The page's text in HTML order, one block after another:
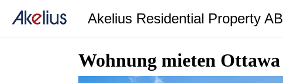
Akelius Residential Property AB
Wohnung mieten Ottawa